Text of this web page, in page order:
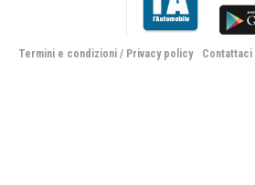
Termini e condizioni / Privacy policy Contattaci